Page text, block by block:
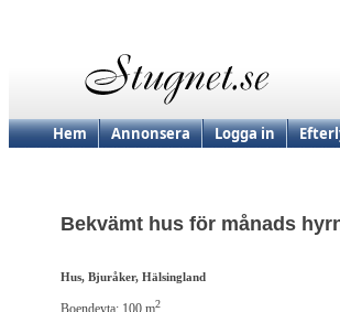
Hem Annonsera Logga in
Bekvämt hus för månads
Hus, Bjuråker, Hälsingland
Boendeyta: 100 m2